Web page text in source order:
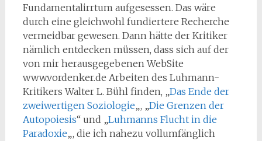
Fundamentalirrtum aufgesessen. Das wäre
durch eine gleichwohl fundiertere Recherche
vermeidbar gewesen. Dann hätte der Kritiker
nämlich entdecken müssen, dass sich auf der
von mir herausgegebenen WebSite
www.vordenker.de Arbeiten des Luhmann-
Kritikers Walter L. Bühl finden, „Das Ende der
zweiwertigen Soziologie„, „Die Grenzen der
Autopoiesis“ und „Luhmanns Flucht in die
Paradoxie„, die ich nahezu vollumfänglich